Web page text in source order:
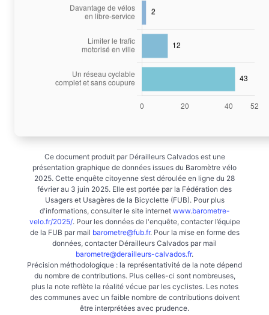
Ce document produit par Dérailleurs Calvados est une
présentation graphique de données issues du Baromètre vélo
2025. Cette enquête citoyenne s’est déroulée en ligne du 28
février au 3 juin 2025. Elle est portée par la Fédération des
Usagers et Usagères de la Bicyclette (FUB). Pour plus
d'informations, consulter le site internet www.barometre-
velo.fr/2025/. Pour les données de l'enquête, contacter l’équipe
de la FUB par mail barometre@fub.fr. Pour la mise en forme des
données, contacter Dérailleurs Calvados par mail
barometre@derailleurs-calvados.fr.
Précision méthodologique : la représentativité de la note dépend
du nombre de contributions. Plus celles-ci sont nombreuses,
plus la note reflète la réalité vécue par les cyclistes. Les notes
des communes avec un faible nombre de contributions doivent
être interprétées avec prudence.